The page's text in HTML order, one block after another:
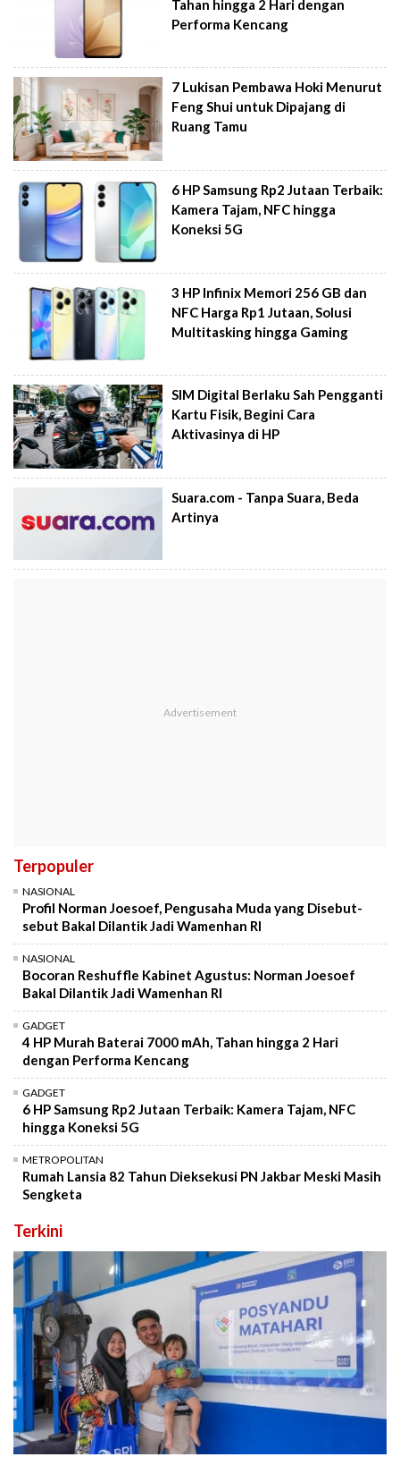
Tahan hingga 2 Hari dengan
Performa Kencang
7 Lukisan Pembawa Hoki Menurut
Feng Shui untuk Dipajang di
Ruang Tamu
6 HP Samsung Rp2 Jutaan Terbaik:
Kamera Tajam, NFC hingga
Koneksi 5G
3 HP Infinix Memori 256 GB dan
NFC Harga Rp1 Jutaan, Solusi
Multitasking hingga Gaming
SIM Digital Berlaku Sah Pengganti
Kartu Fisik, Begini Cara
Aktivasinya di HP
Suara.com - Tanpa Suara, Beda
Artinya
Terpopuler
NASIONAL
Profil Norman Joesoef, Pengusaha Muda yang Disebut-
sebut Bakal Dilantik Jadi Wamenhan RI
NASIONAL
Bocoran Reshuffle Kabinet Agustus: Norman Joesoef
Bakal Dilantik Jadi Wamenhan RI
GADGET
4 HP Murah Baterai 7000 mAh, Tahan hingga 2 Hari
dengan Performa Kencang
GADGET
6 HP Samsung Rp2 Jutaan Terbaik: Kamera Tajam, NFC
hingga Koneksi 5G
METROPOLITAN
Rumah Lansia 82 Tahun Dieksekusi PN Jakbar Meski Masih
Sengketa
Terkini